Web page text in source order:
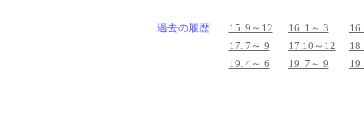
過去の履歴 15. 9～12 16. 1～ 3
17. 7～ 9
17.10～12
19. 4～ 6
19. 7～ 9